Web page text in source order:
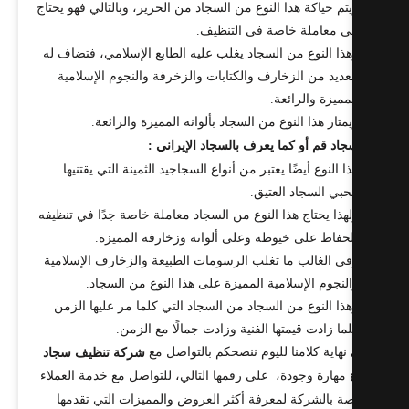
حياكة هذا النوع من السجاد من الحرير، وبالتالي فهو يحتاج
معاملة خاصة في التنظيف.
النوع من السجاد يغلب عليه الطابع الإسلامي، فتضاف له
من الزخارف والكتابات والزخرفة والنجوم الإسلامية
والرائعة.
هذا النوع من السجاد بألوانه المميزة والرائعة.
قم أو كما يعرف بالسجاد الإيراني :
النوع أيضًا يعتبر من أنواع السجاجيد الثمينة التي يقتنيها
السجاد العتيق.
يحتاج هذا النوع من السجاد معاملة خاصة جدًا في تنظيفه
على خيوطه وعلى ألوانه وزخارفه المميزة.
الغالب ما تغلب الرسومات الطبيعة والزخارف الإسلامية
الإسلامية المميزة على هذا النوع من السجاد.
النوع من السجاد من السجاد التي كلما مر عليها الزمن
زادت قيمتها الفنية وزادت جمالًا مع الزمن.
كلامنا لليوم ننصحكم بالتواصل معشركة تنظيف سجاد
مهارة وجودة، على رقمها التالي، للتواصل مع خدمة العملاء
بالشركة لمعرفة أكثر العروض والمميزات التي تقدمها